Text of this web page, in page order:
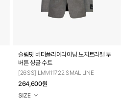
슬림핏 버터플라이라이닝 노치트라펠 투
버튼 싱글 수트
[26SS] LMM11722 SMAL LINE
264,600원